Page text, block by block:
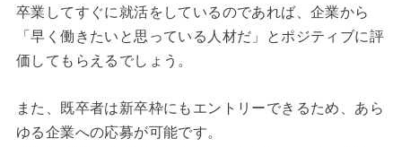
卒業してすぐに就活をしているのであれば、企業から
「早く働きたいと思っている人材だ」とポジティブに評
価してもらえるでしょう。
また、既卒者は新卒枠にもエントリーできるため、あら
ゆる企業への応募が可能です。